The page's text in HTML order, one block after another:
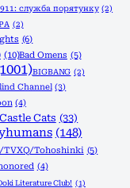
911: служба порятунку (2)
(2)
(6)
(10)Bad Omens (5)
BIGBANG (2)
Channel (3)
(4)
Castle Cats (33)
(148)
TVXQ/Tohoshinki (5)
(4)
Literature Club! (1)